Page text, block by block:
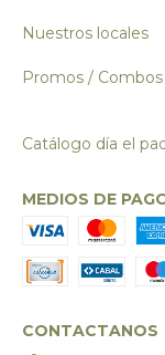
Nuestros locales
Promos / Combos
Catálogo día el
MEDIOS DE
CONTACTANOS